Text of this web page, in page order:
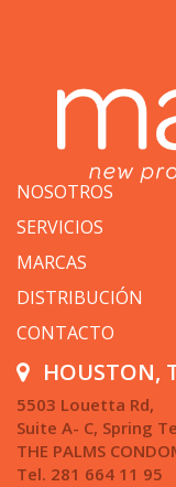
NOSOTROS
SERVICIOS
MARCAS
DISTRIBUCIÓN
CONTACTO
HOUSTON,
5503 Louetta Rd,
Suite A- C, Spring
THE PALMS
Tel. 281 664 11 95